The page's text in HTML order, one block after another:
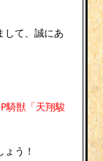
して、誠にあ
騎獣「天翔駿
う！